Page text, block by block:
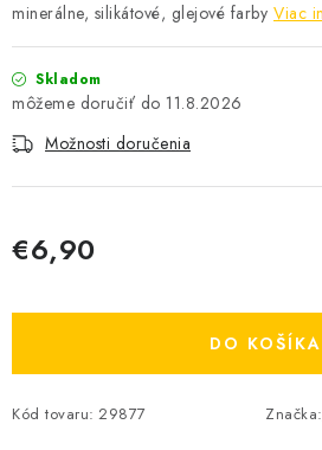
minerálne, silikátové, glejové farby Viac
Skladom
11.8.2026
Možnosti doručenia
€6,90
DO KOŠÍKA
Kód tovaru: 29877 Značka: